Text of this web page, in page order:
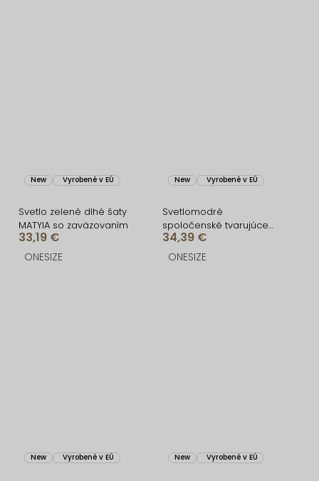
New Vyrobené v EÚ
Svetlo zelené dlhé šaty
MATYIA so zaväzovaním
33,19 €
ONESIZE
New Vyrobené v EÚ
Svetlomodré
spoločenské tvarujúce
šaty FIAMMAR na jedno
rameno
34,39 €
ONESIZE
New Vyrobené v EÚ New Vyrobené v EÚ